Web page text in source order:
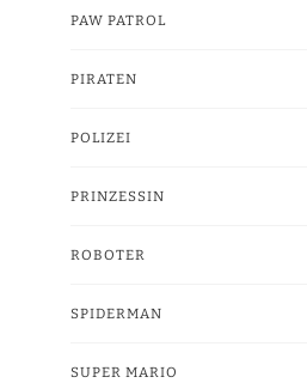
PAW PATROL
PIRATEN
POLIZEI
PRINZESSIN
ROBOTER
SPIDERMAN
SUPER MARIO